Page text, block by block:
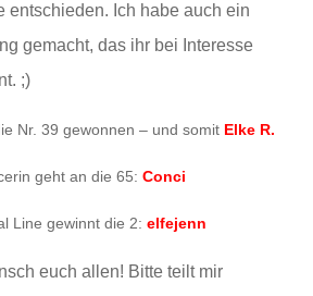
entschieden. Ich habe auch ein
gemacht, das ihr bei Interesse
;)
Nr. 39 gewonnen – und somit Elke R.
geht an die 65: Conci
Line gewinnt die 2: elfejenn
euch allen! Bitte teilt mir